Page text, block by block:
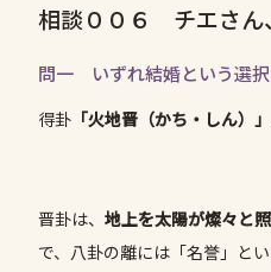
相談００６ チエさん
問一 いずれ結婚という選択
得卦 「火地晋（かち・しん）」
晋卦は、 地上を太陽が燦々と
で、八卦の離には「名誉」と